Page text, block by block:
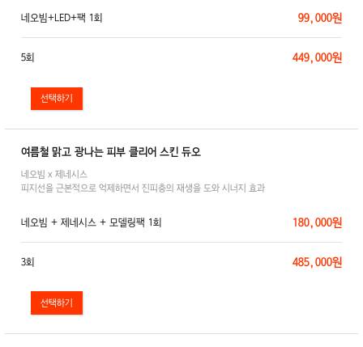
네오빔+LED+팩 1회 99,000원
5회 449,000원
여름철 맑고 광나는 피부 클리어 스킨 듀오
네오빔 x 제네시스
피지선을 근본적으로 억제하면서 진피층의 재생을 도와 시너지 효과
네오빔 + 제네시스 + 모델링팩 1회 180,000원
3회 485,000원